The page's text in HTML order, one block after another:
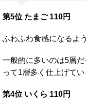
第5位 たまご 110円
ふわふわ食感になるよ
一般的に多いのは5層
って1層多く仕上げてい
第4位 いくら 110円